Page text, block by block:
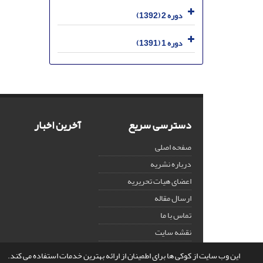
این وب سایت از کوکی ها برای اطمینان از ارائه بهترین خدمات استفاده می کند.
دوره 2 (1392)
دوره 1 (1391)
دسترسی سریع
صفحه اصلی
درباره نشریه
اعضای هیات تحریریه
ارسال مقاله
تماس با ما
نقشه سایت
آخرین اخبار